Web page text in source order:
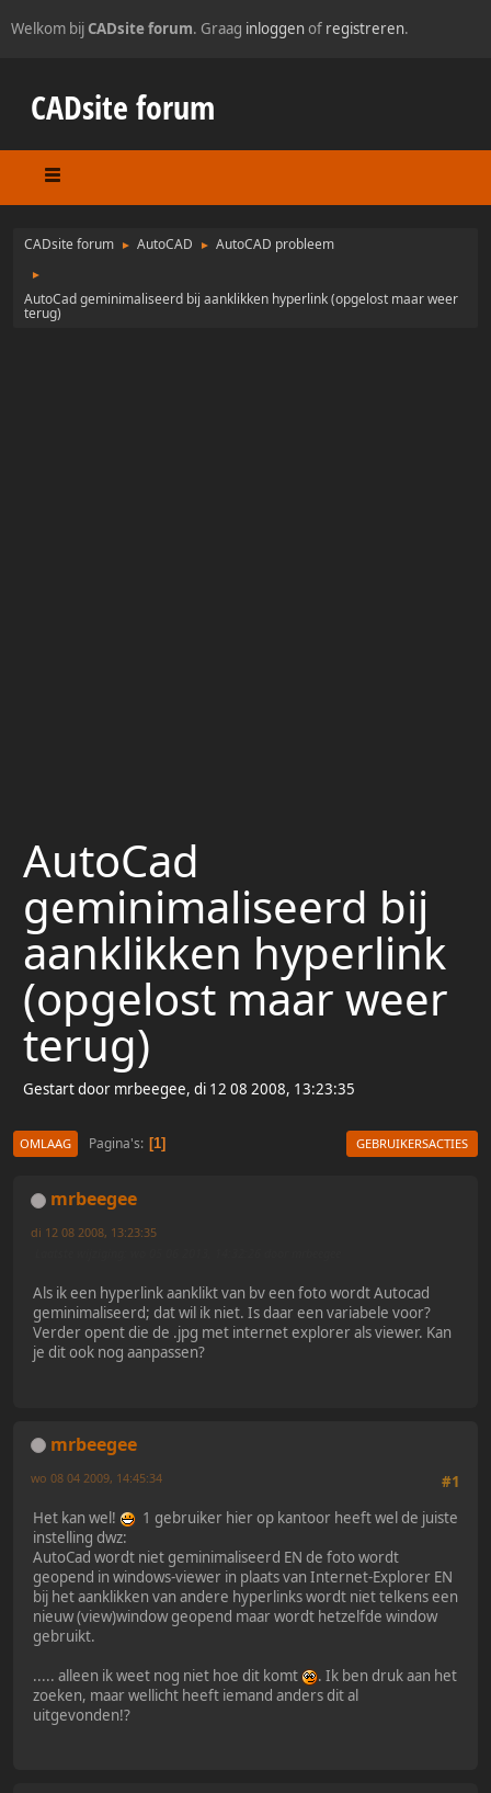
Welkom bij CADsite forum. Graag inloggenof registreren.
CADsite forum
CADsite forum ► AutoCAD ► AutoCAD probleem
►
AutoCad geminimaliseerd bij aanklikken hyperlink (opgelost maar weer
terug)
AutoCad
geminimaliseerd bij
aanklikken hyperlink
(opgelost maar weer
terug)
Gestart door mrbeegee, di 12 08 2008, 13:23:35
OMLAAG Pagina's 1 GEBRUIKERSACTIES
mrbeegee
di 12 08 2008, 13:23:35
Als ik een hyperlink aanklikt van bv een foto wordt Autocad
geminimaliseerd; dat wil ik niet. Is daar een variabele voor?
Verder opent die de .jpg met internet explorer als viewer. Kan
je dit ook nog aanpassen?
mrbeegee
#1
wo 08 04 2009, 14:45:34
Het kan wel!
1 gebruiker hier op kantoor heeft wel de juiste
instelling dwz:
AutoCad wordt niet geminimaliseerd EN de foto wordt
geopend in windows-viewer in plaats van Internet-Explorer EN
bij het aanklikken van andere hyperlinks wordt niet telkens een
nieuw (view)window geopend maar wordt hetzelfde window
gebruikt.
..... alleen ik weet nog niet hoe dit komt
. Ik ben druk aan het
zoeken, maar wellicht heeft iemand anders dit al
uitgevonden!?